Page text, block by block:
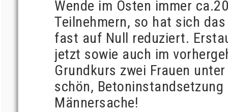
Wende im Osten immer
Teilnehmern, so hat sich
fast auf Null reduziert.
jetzt sowie auch im
Grundkurs zwei Frauen
schön,
Männersache!